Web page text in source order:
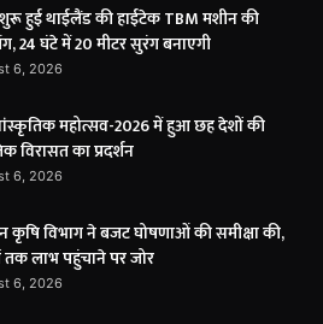
हुई थाईलैंड की हाईटेक TBM मशीन की
24 घंटे में 20 मीटर सुरंग बनाएगी
6, 2026
महोत्सव-2026 में हुआ छह देशों की
विरासत का प्रदर्शन
6, 2026
कृषि विभाग ने बजट घोषणाओं की समीक्षा की,
तक लाभ पहुंचाने पर जोर
6, 2026